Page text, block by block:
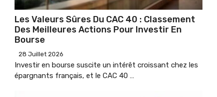
Les Valeurs Sûres Du CAC 40 : Classement
Des Meilleures Actions Pour Investir En
Bourse
28 Juillet 2026
Investir en bourse suscite un intérêt croissant chez les
épargnants français, et le CAC 40 …